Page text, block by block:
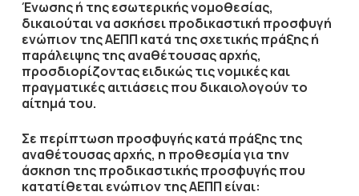
Ένωσης ή της εσωτερικής νομοθεσίας,
δικαιούται να ασκήσει προδικαστική προσφυγή
ενώπιον της ΑΕΠΠ κατά της σχετικής πράξης ή
παράλειψης της αναθέτουσας αρχής,
προσδιορίζοντας ειδικώς τις νομικές και
πραγματικές αιτιάσεις που δικαιολογούν το
αίτημά του.
Σε περίπτωση προσφυγής κατά πράξης της
αναθέτουσας αρχής, η προθεσμία για την
άσκηση της προδικαστικής προσφυγής που
κατατίθεται ενώπιον της ΑΕΠΠ είναι: